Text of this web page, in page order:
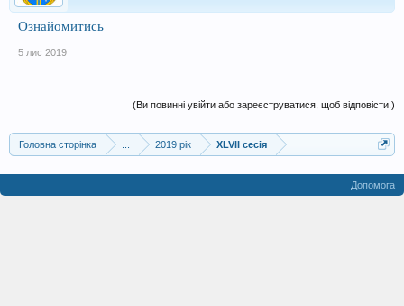
Ознайомитись
5 лис 2019
(Ви повинні увійти або зареєструватися, щоб відповісти.)
Головна сторінка 2019 рік XLVII сесія
Допомога